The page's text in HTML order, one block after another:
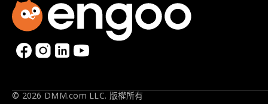
© 2026 DMM.com LLC. 版權所有